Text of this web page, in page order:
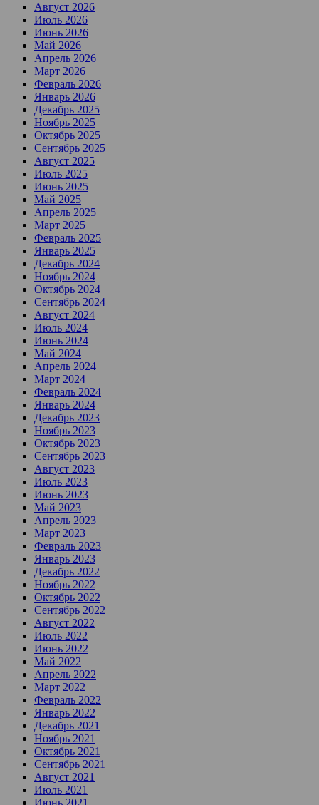
Август 2026
Июль 2026
Июнь 2026
Май 2026
Апрель 2026
Март 2026
Февраль 2026
Январь 2026
Декабрь 2025
Ноябрь 2025
Октябрь 2025
Сентябрь 2025
Август 2025
Июль 2025
Июнь 2025
Май 2025
Апрель 2025
Март 2025
Февраль 2025
Январь 2025
Декабрь 2024
Ноябрь 2024
Октябрь 2024
Сентябрь 2024
Август 2024
Июль 2024
Июнь 2024
Май 2024
Апрель 2024
Март 2024
Февраль 2024
Январь 2024
Декабрь 2023
Ноябрь 2023
Октябрь 2023
Сентябрь 2023
Август 2023
Июль 2023
Июнь 2023
Май 2023
Апрель 2023
Март 2023
Февраль 2023
Январь 2023
Декабрь 2022
Ноябрь 2022
Октябрь 2022
Сентябрь 2022
Август 2022
Июль 2022
Июнь 2022
Май 2022
Апрель 2022
Март 2022
Февраль 2022
Январь 2022
Декабрь 2021
Ноябрь 2021
Октябрь 2021
Сентябрь 2021
Август 2021
Июль 2021